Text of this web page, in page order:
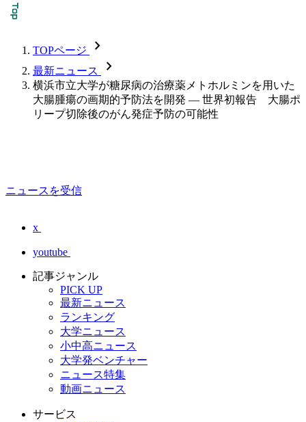
TOPページ chevron_forward
最新ニュース chevron_forward
横浜市立大学が糖尿病の治療薬メトホルミンを用いた
大腸腫瘍の画期的予防法を開発 — 世界初報告 大腸ポ
リープ切除後のがん発症予防の可能性
ニュースを受信
x
youtube
記事ジャンル
PICK UP
最新ニュース
ランキング
大学ニュース
小中高ニュース
大学発ベンチャー
ニュース特集
動画ニュース
サービス